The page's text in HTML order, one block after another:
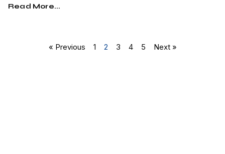
Read More...
« Previous 1 2 3 4 5 Next »